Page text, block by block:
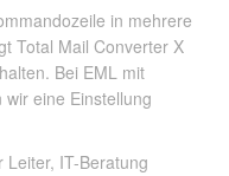
in mehrere
Total Mail Converter X
Bei EML mit
eine Einstellung
Leiter, IT-Beratung